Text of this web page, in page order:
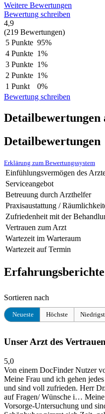
Weitere Bewertungen
Bewertung schreiben
4,9
(219 Bewertungen)
5 Punkte 95%
4 Punkte 1%
3 Punkte 1%
2 Punkte 1%
1 Punkt
0%
Bewertung schreiben
Detailbewertungen
Detailbewertungen
Erklärung zum Bewertungssystem
Einfühlungsvermögen des
Serviceangebot
Betreuung durch Arzthelfer
Praxisaustattung /
Zufriedenheit mit der
Vertrauen zum Arzt
Wartezeit im Warteraum
Wartezeit auf Termin
Erfahrungsberichte
Sortieren nach
Neueste Höchste
Unser Arzt des
5,0
Von einem DocFinder Nutzer
Meine Frau und ich gehen
und sind voll zufrieden. Herr
auf Fragen/ Wünsche i…
Vorsorge-Untersuchung und